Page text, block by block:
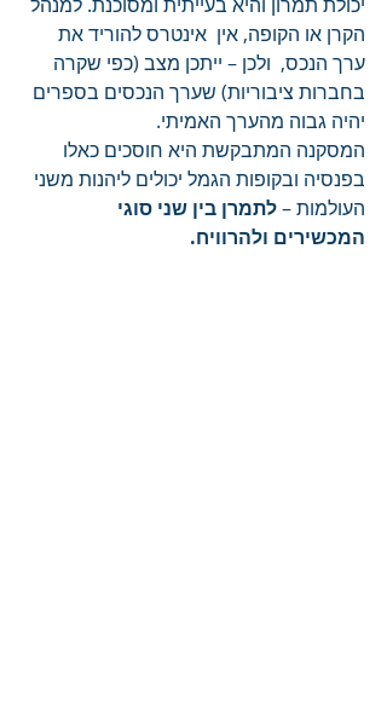
הקרן או הקופה, אין  אינטרס להוריד את
ערך הנכס,  ולכן – ייתכן מצב (כפי שקרה
בחברות ציבוריות) שערך הנכסים בספרים
יהיה גבוה מהערך האמיתי.
המסקנה המתבקשת היא חוסכים כאלו
בפנסיה ובקופות הגמל יכולים ליהנות משני
העולמות – לתמרן בין שני סוגי
המכשירים ולהרוויח.